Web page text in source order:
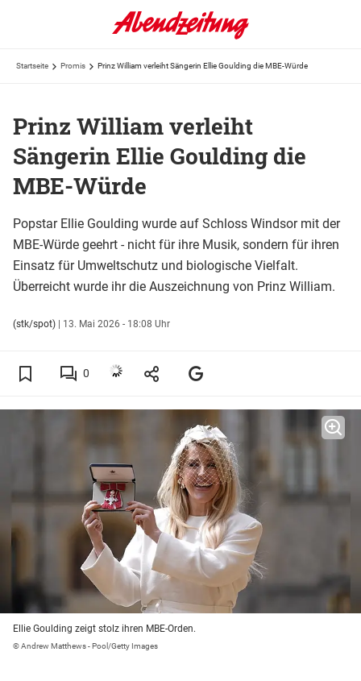
Startseite Promis Prinz William verleiht Sängerin Ellie Goulding die MBE-Würde
Prinz William verleiht
Sängerin Ellie Goulding die
MBE-Würde
Popstar Ellie Goulding wurde auf Schloss Windsor mit der
MBE-Würde geehrt - nicht für ihre Musik, sondern für ihren
Einsatz für Umweltschutz und biologische Vielfalt.
Überreicht wurde ihr die Auszeichnung von Prinz William.
(stk/spot) | 13. Mai 2026 - 18:08 Uhr
0
Ellie Goulding zeigt stolz ihren MBE-Orden.
© Andrew Matthews - Pool/Getty Images